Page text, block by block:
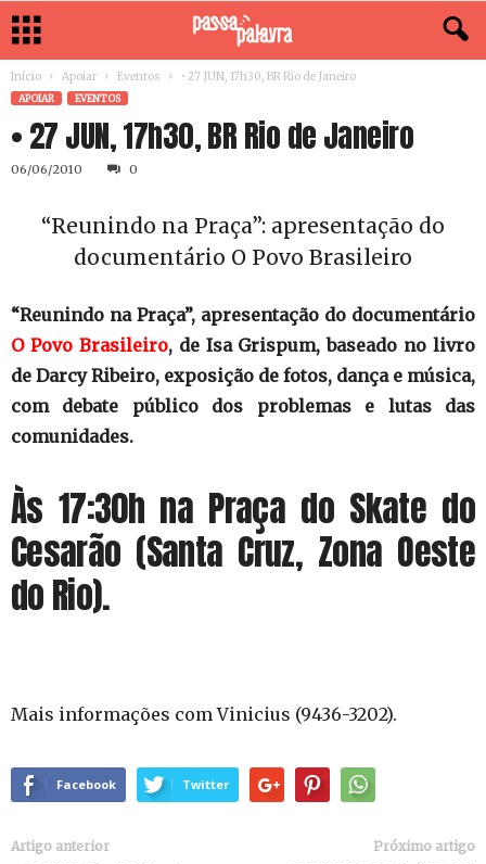
Início Apoiar Eventos • 27 JUN, 17h30, BR Rio de Janeiro
APOIAR EVENTOS
• 27 JUN, 17h30, BR Rio de Janeiro
06/06/2010 0
“Reunindo na Praça”: apresentação do
documentário O Povo Brasileiro
“Reunindo na Praça”, apresentação do documentário
O Povo Brasileiro, de Isa Grispum, baseado no livro
de Darcy Ribeiro, exposição de fotos, dança e música,
com debate público dos problemas e lutas das
comunidades.
Às 17:30h na Praça do Skate do
Cesarão (Santa Cruz, Zona Oeste
do Rio).
Mais informações com Vinicius (9436-3202).
Facebook Twitter
Artigo anterior Próximo artigo